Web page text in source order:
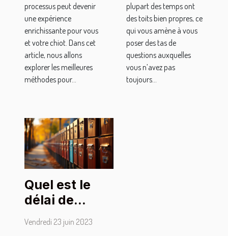
processus peut devenir
une expérience
enrichissante pour vous
et votre chiot. Dans cet
article, nous allons
explorer les meilleures
méthodes pour...
plupart des temps ont
des toits bien propres, ce
qui vous amène à vous
poser des tas de
questions auxquelles
vous n’avez pas
toujours...
Quel est le
délai de
conservation
Vendredi 23 juin 2023